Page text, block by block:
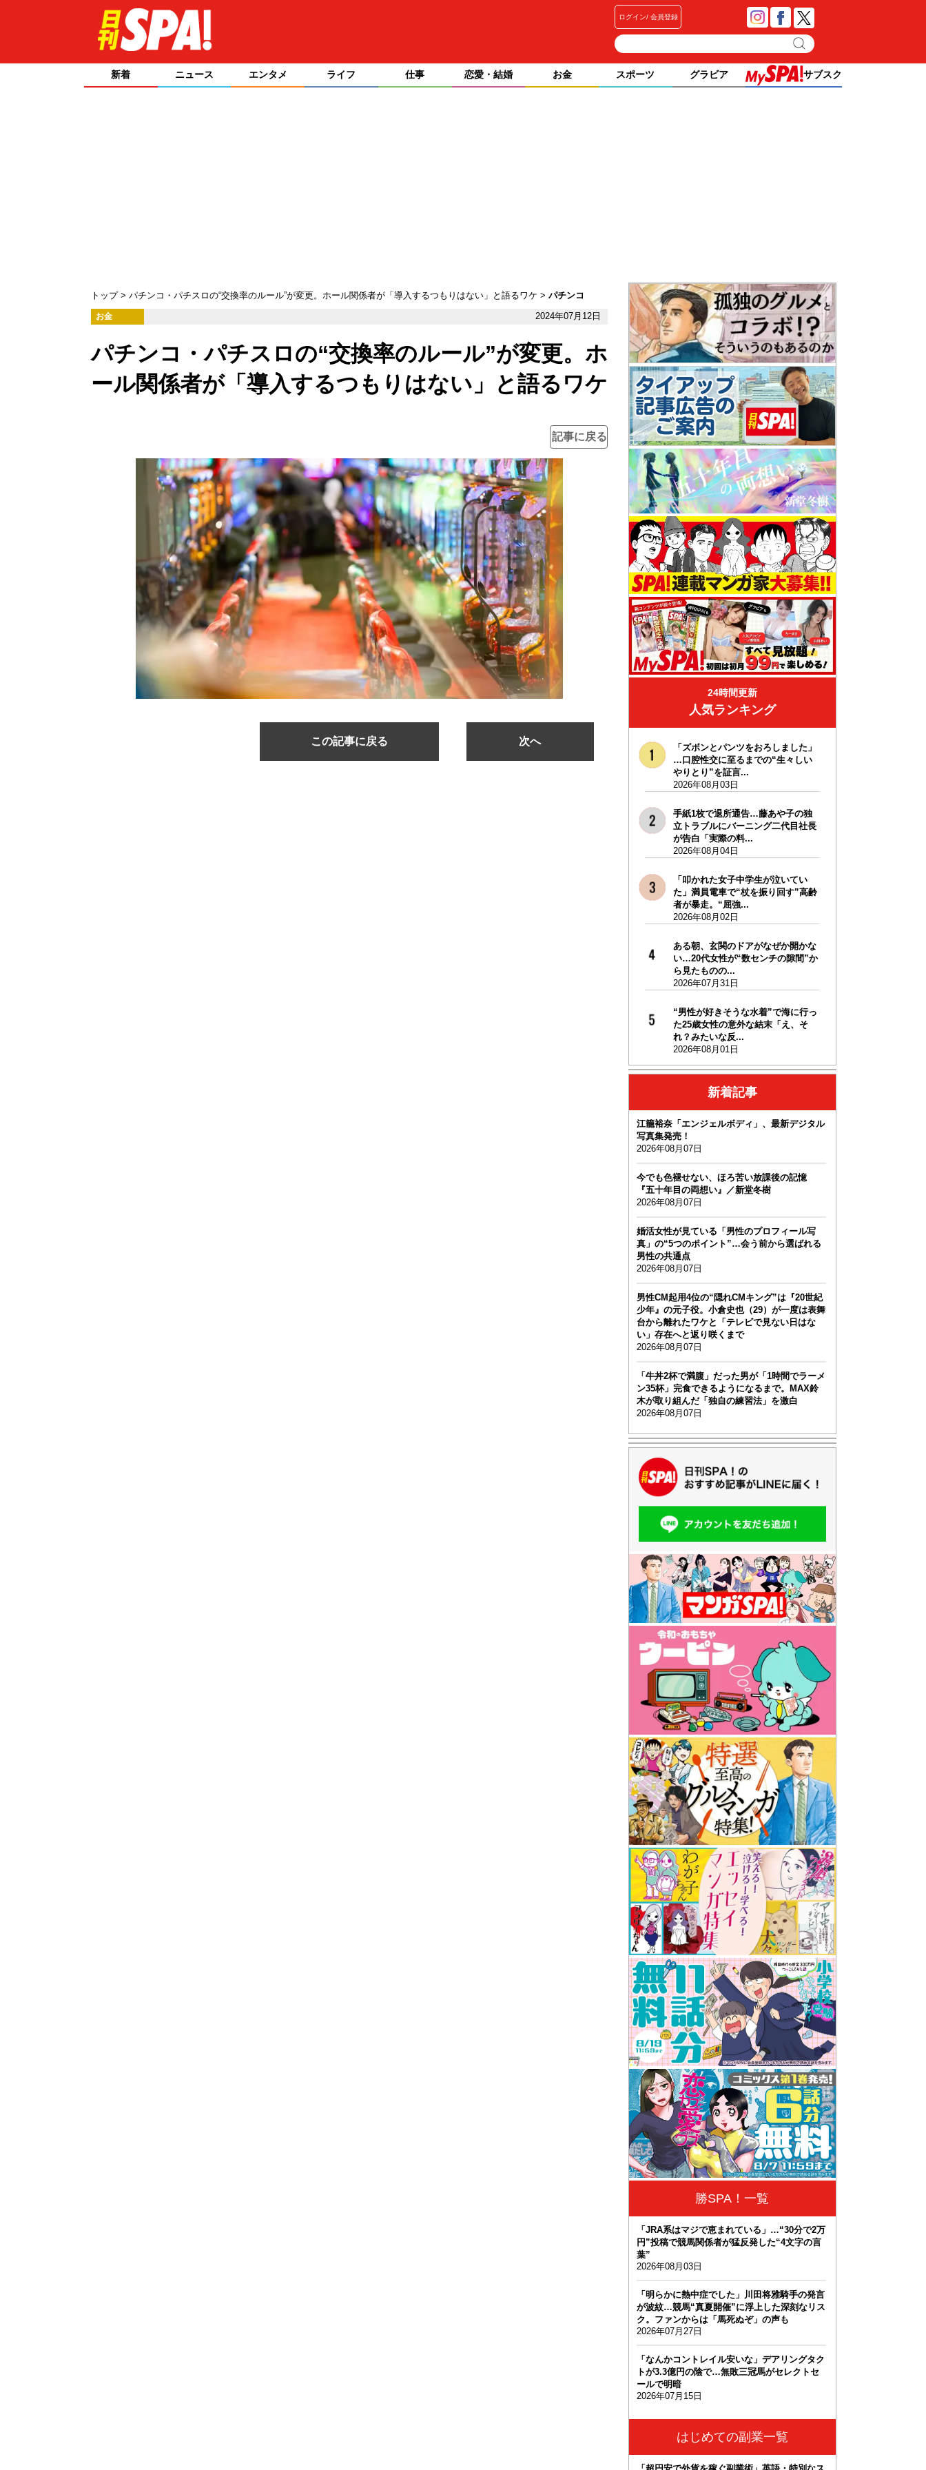
ログイン 会員登録
新着 ニュース エンタメ ライフ 仕事 恋愛・結婚 お金 スポーツ グラビア サブスク
トップ パチンコ・パチスロの“交換率のルール”が変更。ホール関係者が「導入するつもりはない」と語るワケ パチンコ
お金 2024年07月12日
パチンコ・パチスロの“交換率のルール”が変更。ホ
ール関係者が「導入するつもりはない」と語るワケ
記事に戻る
この記事に戻る 次へ
24時間更新
人気ランキング
「ズボンとパンツをおろしました」
…口腔性交に至るまでの“生々しい
やりとり”を証言...
2026年08月03日
手紙1枚で退所通告…藤あや子の独
立トラブルにバーニング二代目社長
が告白「実際の料...
2026年08月04日
「叩かれた女子中学生が泣いてい
た」満員電車で“杖を振り回す”高齢
者が暴走。“屈強...
2026年08月02日
ある朝、玄関のドアがなぜか開かな
い…20代女性が“数センチの隙間”か
ら見たものの...
2026年07月31日
“男性が好きそうな水着”で海に行っ
た25歳女性の意外な結末「え、そ
れ？みたいな反...
2026年08月01日
新着記事
江籠裕奈「エンジェルボディ」、最新デジタル
写真集発売！
2026年08月07日
今でも色褪せない、ほろ苦い放課後の記憶
『五十年目の両想い』／新堂冬樹
2026年08月07日
婚活女性が見ている「男性のプロフィール写
真」の“5つのポイント”…会う前から選ばれる
男性の共通点
2026年08月07日
男性CM起用4位の“隠れCMキング”は『20世紀
少年』の元子役。小倉史也（29）が一度は表舞
台から離れたワケと「テレビで見ない日はな
い」存在へと返り咲くまで
2026年08月07日
「牛丼2杯で満腹」だった男が「1時間でラーメ
ン35杯」完食できるようになるまで。MAX鈴
木が取り組んだ「独自の練習法」を激白
2026年08月07日
勝SPA！一覧
「JRA系はマジで恵まれている」…“30分で2万
円”投稿で競馬関係者が猛反発した“4文字の言
葉”
2026年08月03日
「明らかに熱中症でした」川田将雅騎手の発言
が波紋…競馬“真夏開催”に浮上した深刻なリス
ク。ファンからは「馬死ぬぞ」の声も
2026年07月27日
「なんかコントレイル安いな」デアリングタク
トが3.3億円の陰で…無敗三冠馬がセレクトセ
ールで明暗
2026年07月15日
はじめての副業一覧